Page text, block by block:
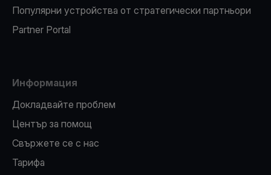
Популярни устройства от стратегически партньори
Partner Portal
Информация
Докладвайте проблем
Център за помощ
Свържете се с нас
Тарифа